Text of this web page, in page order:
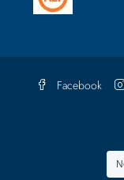
Facebook